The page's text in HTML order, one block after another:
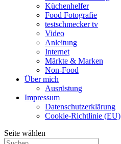
Küchenhelfer
Food Fotografie
testschmecker tv
Video
Anleitung
Internet
Märkte & Marken
Non-Food
Über mich
Ausrüstung
Impressum
Datenschutzerklärung
Cookie-Richtlinie (EU)
Seite wählen